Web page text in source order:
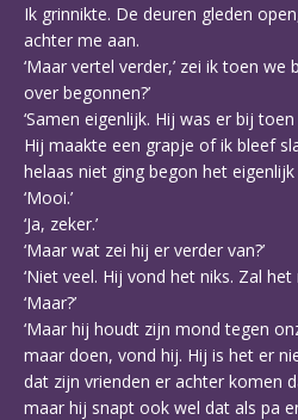
Ik grinnikte. De deuren gleden
achter me aan.
‘Maar vertel verder,’ zei ik toen we
over begonnen?’
‘Samen eigenlijk. Hij was er bij
Hij maakte een grapje of ik bleef
helaas niet ging begon het eigenlijk
‘Mooi.’
‘Ja, zeker.’
‘Maar wat zei hij er verder van?’
‘Niet veel. Hij vond het niks. Zal het
‘Maar?’
‘Maar hij houdt zijn mond tegen
maar doen, vond hij. Hij is het er
dat zijn vrienden er achter komen
maar hij snapt ook wel dat als pa